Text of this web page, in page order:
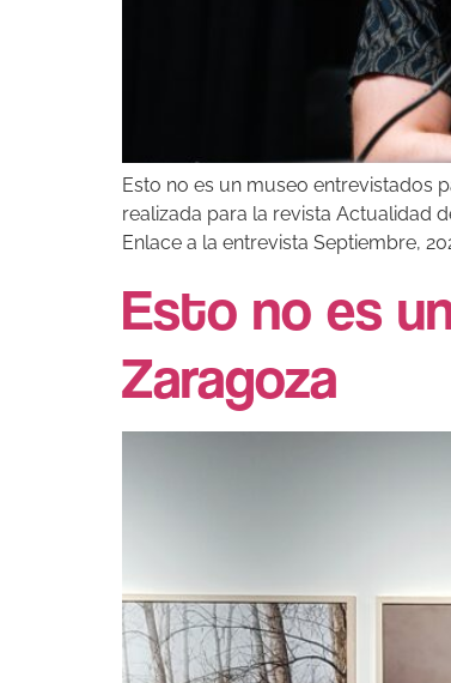
Esto no es un museo entrevistados
realizada para la revista Actualidad
Enlace a la entrevista Septiembre,
Esto no es
Zaragoza